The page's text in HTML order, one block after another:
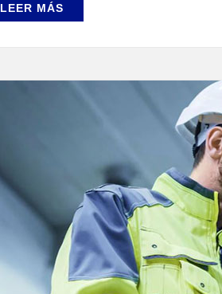
LEER MÁS